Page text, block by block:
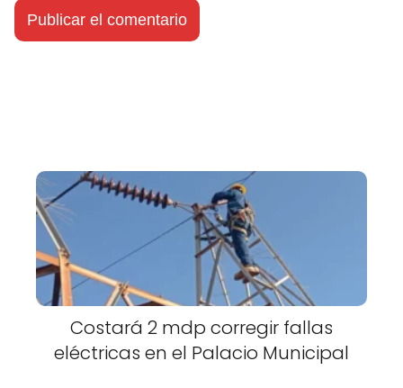
Costará 2 mdp corregir fallas
eléctricas en el Palacio Municipal